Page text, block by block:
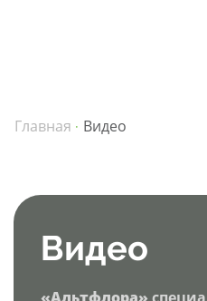
Главная · Видео
Видео
«Альтфлора»